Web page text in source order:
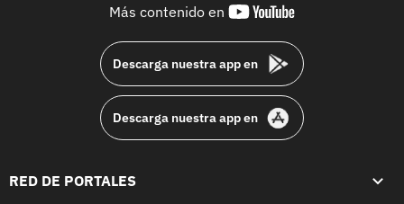
Más contenido en
youtube-
Descarga nuestra app en
Descarga nuestra app en
RED DE PORTALES